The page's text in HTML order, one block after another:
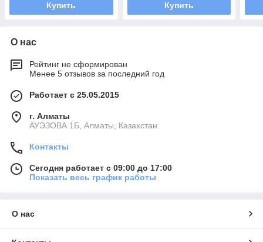
Купить Купить
О нас
Рейтинг не сформирован
Менее 5 отзывов за последний год
Работает с 25.05.2015
г. Алматы
АУЭЗОВА 1Б, Алматы, Казахстан
Контакты
Сегодня работает с 09:00 до 17:00
Показать весь график работы
О нас